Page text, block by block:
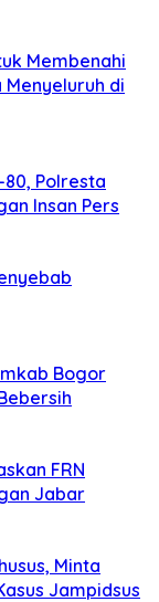
Membenahi
Menyeluruh di
Polresta
Insan Pers
Bogor
FRN
Jabar
Minta
Jampidsus